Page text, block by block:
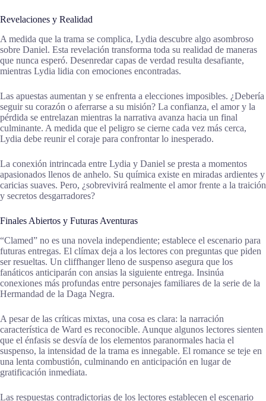
Revelaciones y Realidad
A medida que la trama se complica, Lydia descubre algo asombroso
sobre Daniel. Esta revelación transforma toda su realidad de maneras
que nunca esperó. Desenredar capas de verdad resulta desafiante,
mientras Lydia lidia con emociones encontradas.
Las apuestas aumentan y se enfrenta a elecciones imposibles. ¿Debería
seguir su corazón o aferrarse a su misión? La confianza, el amor y la
pérdida se entrelazan mientras la narrativa avanza hacia un final
culminante. A medida que el peligro se cierne cada vez más cerca,
Lydia debe reunir el coraje para confrontar lo inesperado.
La conexión intrincada entre Lydia y Daniel se presta a momentos
apasionados llenos de anhelo. Su química existe en miradas ardientes y
caricias suaves. Pero, ¿sobrevivirá realmente el amor frente a la traición
y secretos desgarradores?
Finales Abiertos y Futuras Aventuras
“Clamed” no es una novela independiente; establece el escenario para
futuras entregas. El clímax deja a los lectores con preguntas que piden
ser resueltas. Un cliffhanger lleno de suspenso asegura que los
fanáticos anticiparán con ansias la siguiente entrega. Insinúa
conexiones más profundas entre personajes familiares de la serie de la
Hermandad de la Daga Negra.
A pesar de las críticas mixtas, una cosa es clara: la narración
característica de Ward es reconocible. Aunque algunos lectores sienten
que el énfasis se desvía de los elementos paranormales hacia el
suspenso, la intensidad de la trama es innegable. El romance se teje en
una lenta combustión, culminando en anticipación en lugar de
gratificación inmediata.
Las respuestas contradictorias de los lectores establecen el escenario